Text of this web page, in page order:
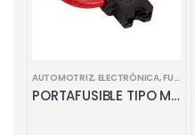
AUTOMOTRIZ, ELECTRÓNICA,FUSIBLES
PORTAFUSIBLE TIPO MUELA